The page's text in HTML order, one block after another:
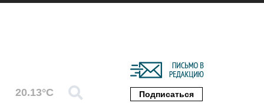
20.13°C Подписаться